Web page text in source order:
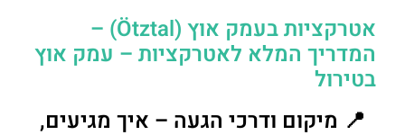
אטרקציות בעמק אוץ (Ötztal) –
המדריך המלא לאטרקציות – עמק אוץ
בטירול
📍 מיקום ודרכי הגעה – איך מגיעים,